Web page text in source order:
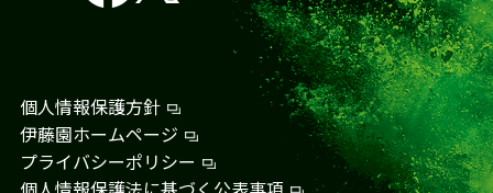
個人情報保護方針
伊藤園ホームページ
プライバシーポリシー